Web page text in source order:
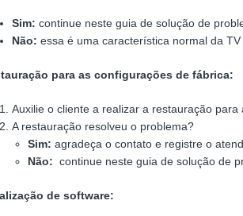
Sim: continue neste guia de solução de
Não: essa é uma característica normal da TV
para as configurações de fábrica:
Auxilie o cliente a realizar a restauração
A restauração resolveu o problema?
Sim: agradeça o contato e registre o
Não: continue neste guia de solução de
de software: